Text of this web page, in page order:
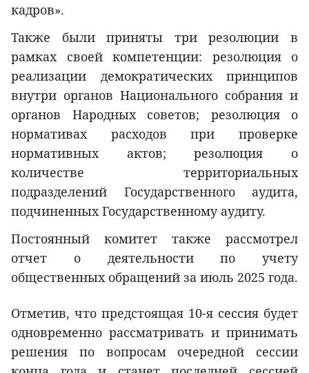
кадров».
Также были приняты три резолюции в
рамках своей компетенции: резолюция о
реализации демократических принципов
внутри органов Национального собрания и
органов Народных советов; резолюция о
нормативах расходов при проверке
нормативных актов; резолюция о
количестве территориальных
подразделений Государственного аудита,
подчиненных Государственному аудиту.
Постоянный комитет также рассмотрел
отчет о деятельности по учету
общественных обращений за июль 2025 года.
Отметив, что предстоящая 10-я сессия будет
одновременно рассматривать и принимать
решения по вопросам очередной сессии